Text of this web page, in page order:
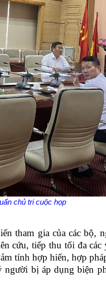
Phòng chống
kháng thuốc
chủ tri cuộc họp
tham gia của các bộ,
cứu, tiếp thu tối đa
tính hợp hiến, hợp
bị áp dụng biện